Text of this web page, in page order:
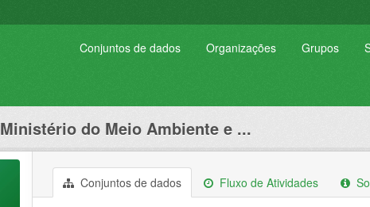
Conjuntos de dados Organizações Grupos
Ministério do Meio Ambiente e ...
Conjuntos de dados Fluxo de Atividades